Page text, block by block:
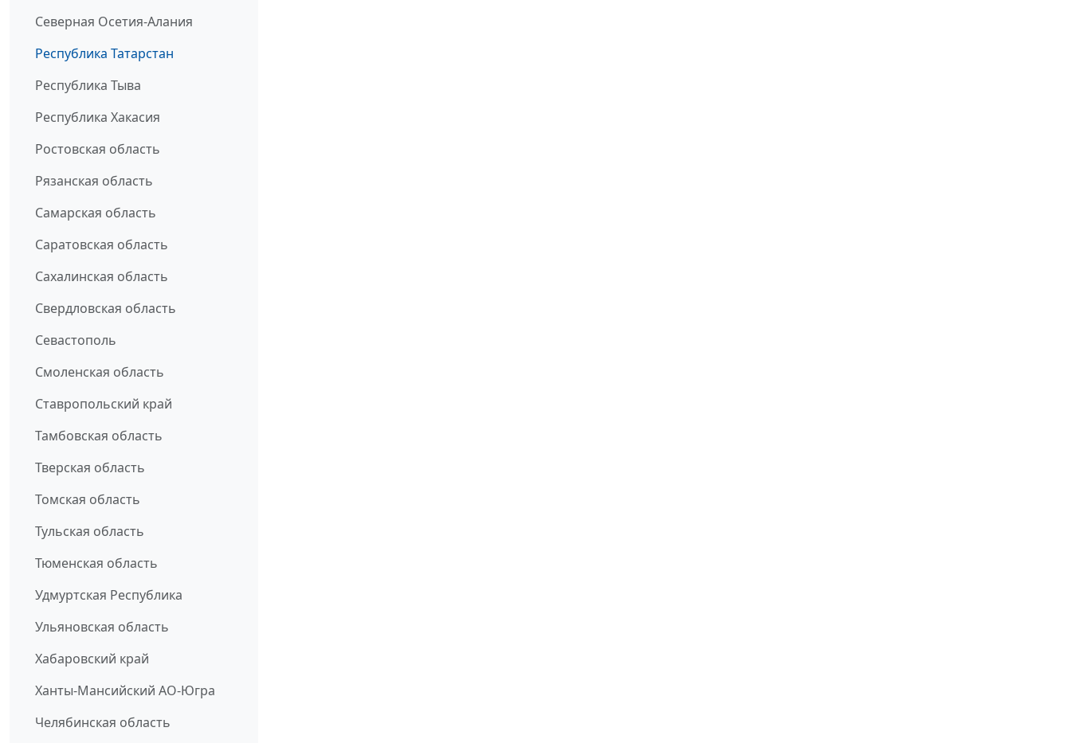
Северная Осетия-Алания
Республика Татарстан
Республика Тыва
Республика Хакасия
Ростовская область
Рязанская область
Самарская область
Саратовская область
Сахалинская область
Свердловская область
Севастополь
Смоленская область
Ставропольский край
Тамбовская область
Тверская область
Томская область
Тульская область
Тюменская область
Удмуртская Республика
Ульяновская область
Хабаровский край
Ханты-Мансийский АО-Югра
Челябинская область